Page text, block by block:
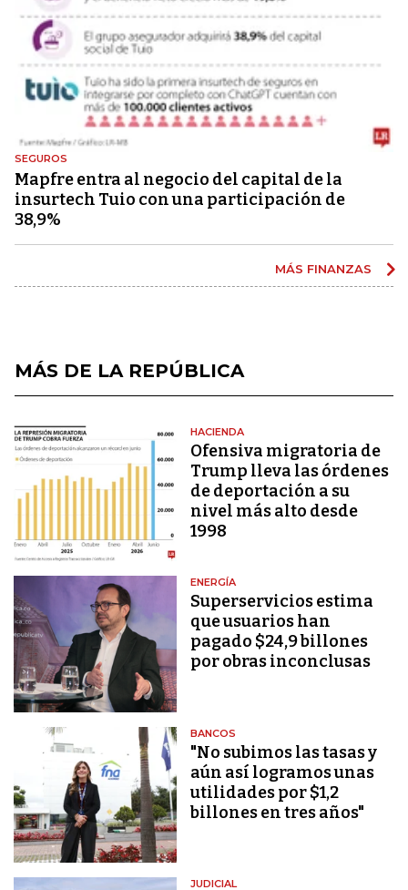
SEGUROS
Mapfre entra al negocio del capital de la
insurtech Tuio con una participación de
38,9%
MÁS FINANZAS
MÁS DE LA REPÚBLICA
HACIENDA
Ofensiva migratoria de
Trump lleva las órdenes
de deportación a su
nivel más alto desde
1998
ENERGÍA
Superservicios estima
que usuarios han
pagado $24,9 billones
por obras inconclusas
BANCOS
"No subimos las tasas y
aún así logramos unas
utilidades por $1,2
billones en tres años"
JUDICIAL